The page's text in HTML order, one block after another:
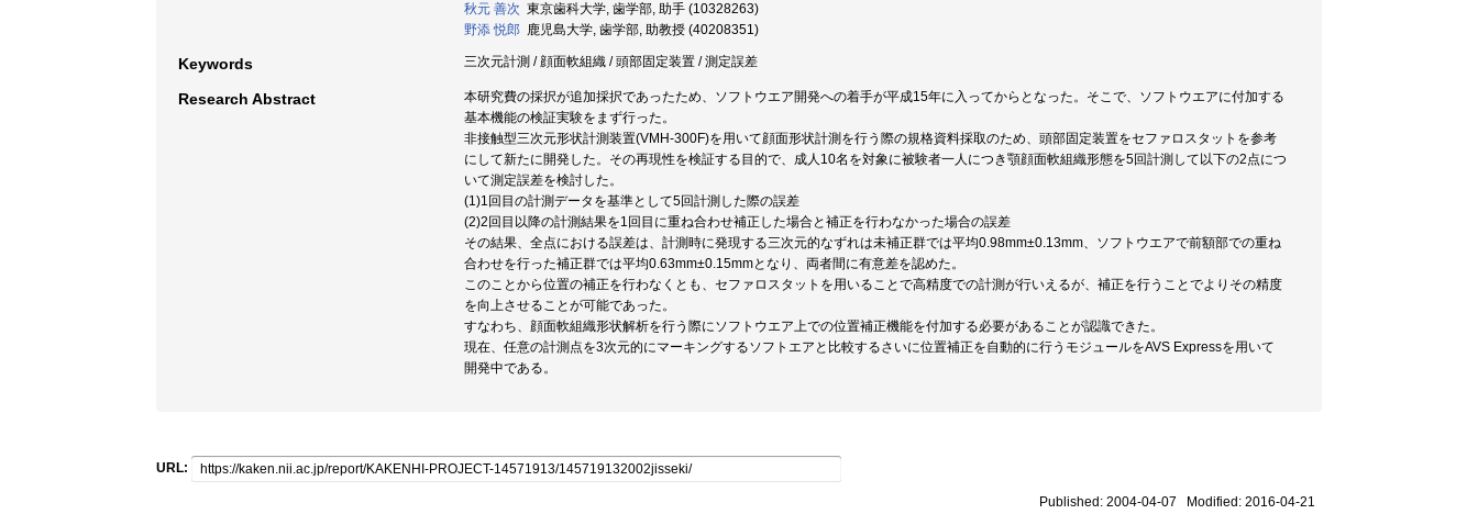
秋元 善次 東京歯科大学, 歯学部, 助手 (10328263)
野添 悦郎 鹿児島大学, 歯学部, 助教授 (40208351)
Keywords 三次元計測 / 顔面軟組織 / 頭部固定装置 / 測定誤差
Research Abstract
本研究費の採択が追加採択であったため、ソフトウエア開発への着手が平成15年に入ってからとなった。そこで、ソフトウエアに付加する
基本機能の検証実験をまず行った。
非接触型三次元形状計測装置(VMH-300F)を用いて顔面形状計測を行う際の規格資料採取のため、頭部固定装置をセファロスタットを参考
にして新たに開発した。その再現性を検証する目的で、成人10名を対象に被験者一人につき顎顔面軟組織形態を5回計測して以下の2点につ
いて測定誤差を検討した。
(1)1回目の計測データを基準として5回計測した際の誤差
(2)2回目以降の計測結果を1回目に重ね合わせ補正した場合と補正を行わなかった場合の誤差
その結果、全点における誤差は、計測時に発現する三次元的なずれは未補正群では平均0.98mm±0.13mm、ソフトウエアで前額部での重ね
合わせを行った補正群では平均0.63mm±0.15mmとなり、両者間に有意差を認めた。
このことから位置の補正を行わなくとも、セファロスタットを用いることで高精度での計測が行いえるが、補正を行うことでよりその精度
を向上させることが可能であった。
すなわち、顔面軟組織形状解析を行う際にソフトウエア上での位置補正機能を付加する必要があることが認識できた。
現在、任意の計測点を3次元的にマーキングするソフトエアと比較するさいに位置補正を自動的に行うモジュールをAVS Expressを用いて
開発中である。
URL:
Published: 2004-04-07 Modified: 2016-04-21